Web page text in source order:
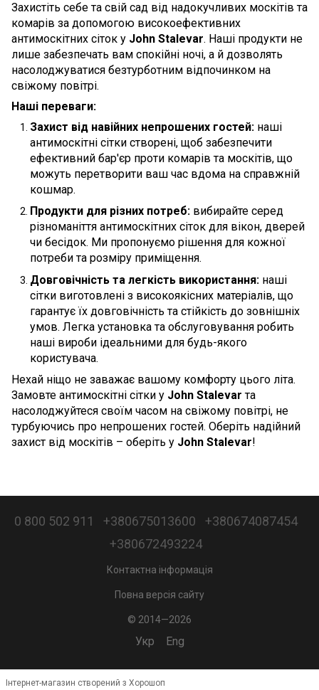
Захистіть себе та свій сад від надокучливих москітів та
комарів за допомогою високоефективних
антимоскітних сіток у John Stalevar. Наші продукти не
лише забезпечать вам спокійні ночі, а й дозволять
насолоджуватися безтурботним відпочинком на
свіжому повітрі.
Наші переваги:
Захист від навійних непрошених гостей: наші
антимоскітні сітки створені, щоб забезпечити
ефективний бар'єр проти комарів та москітів, що
можуть перетворити ваш час вдома на справжній
кошмар.
Продукти для різних потреб: вибирайте серед
різноманіття антимоскітних сіток для вікон, дверей
чи бесідок. Ми пропонуємо рішення для кожної
потреби та розміру приміщення.
Довговічність та легкість використання: наші
сітки виготовлені з високоякісних матеріалів, що
гарантує їх довговічність та стійкість до зовнішніх
умов. Легка установка та обслуговування робить
наші вироби ідеальними для будь-якого
користувача.
Нехай ніщо не заважає вашому комфорту цього літа.
Замовте антимоскітні сітки у John Stalevar та
насолоджуйтеся своїм часом на свіжому повітрі, не
турбуючись про непрошених гостей. Оберіть надійний
захист від москітів – оберіть у John Stalevar!
0 800 502 911 +380675013600
+380674087454
+380672493224
Контактна інформація
Повна версія сайту
© 2014—2026
Укр Eng
Інтернет-магазин створений з Хорошоп